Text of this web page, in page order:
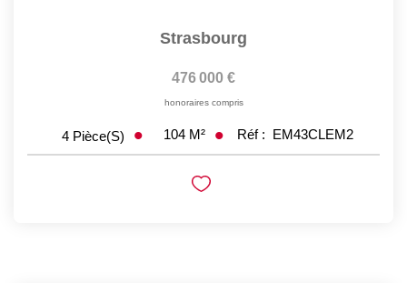
Strasbourg
476 000 €
honoraires compris
4 Pièce(s) 104 M² Réf : EM43CLEM2